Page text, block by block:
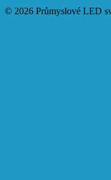
© 2026 Průmyslové LED